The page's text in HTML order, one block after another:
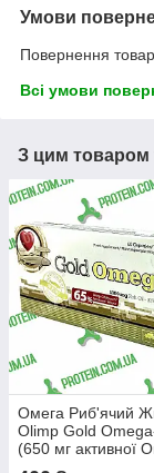
Умови
Повернення
Всі умови
З цим товаром
Омега Риб'ячий
Olimp Gold
(650 мг активної